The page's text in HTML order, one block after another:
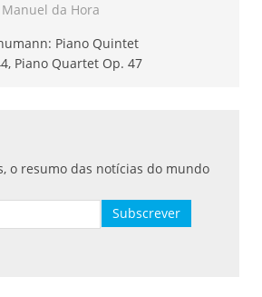
da Hora
o resumo das notícias do mundo